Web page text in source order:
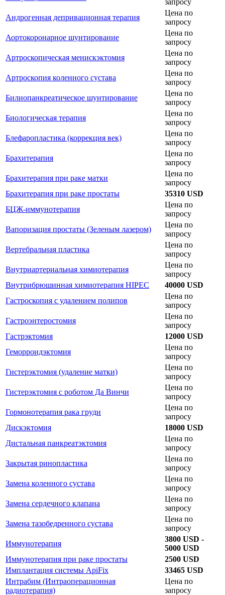
Андрогенная депривационная терапия
Цена по
запросу
Аортокоронарное шунтирование
Цена по
запросу
Артроскопическая менискэктомия
Цена по
запросу
Артроскопия коленного сустава
Цена по
запросу
Билиопанкреатическое шунтирование
Цена по
запросу
Биологическая терапия
Цена по
запросу
Блефаропластика (коррекция век)
Цена по
запросу
Брахитерапия
Цена по
запросу
Брахитерапия при раке матки
Цена по
запросу
Брахитерапия при раке простаты
35310 USD
БЦЖ-иммунотерапия
Цена по
запросу
Вапоризация простаты (Зеленым лазером)
Цена по
запросу
Вертебральная пластика
Цена по
запросу
Внутриартериальная химиотерапия
Цена по
запросу
Внутрибрюшинная химиотерапия HIPEC
40000 USD
Гастроскопия с удалением полипов
Цена по
запросу
Гастроэнтеростомия
Цена по
запросу
Гастрэктомия
12000 USD
Геморроидэктомия
Цена по
запросу
Гистерэктомия (удаление матки)
Цена по
запросу
Гистерэктомия с роботом Да Винчи
Цена по
запросу
Гормонотерапия рака груди
Цена по
запросу
Дискэктомия
18000 USD
Дистальная панкреатэктомия
Цена по
запросу
Закрытая ринопластика
Цена по
запросу
Замена коленного сустава
Цена по
запросу
Замена сердечного клапана
Цена по
запросу
Замена тазобедренного сустава
Цена по
запросу
Иммунотерапия
3800 USD -
5000 USD
Иммунотерапия при раке простаты
2500 USD
Имплантация системы ApiFix
33465 USD
Интрабим (Интраоперационная
радиотерапия)
Цена по
запросу